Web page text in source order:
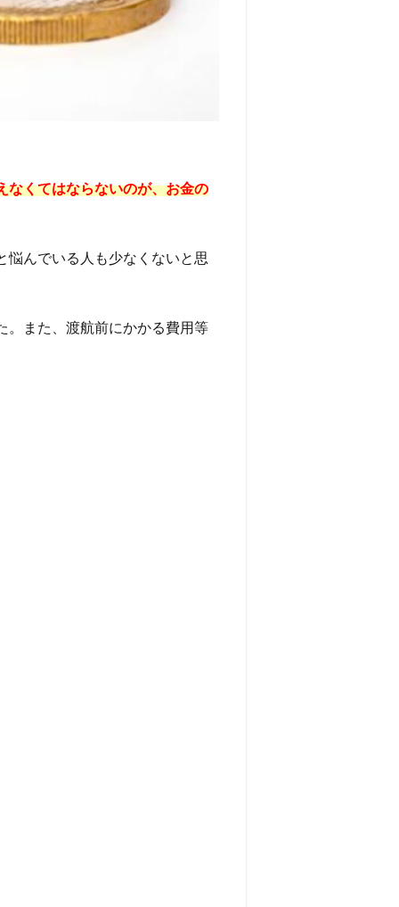
なくてはならないのが、お金の
悩んでいる人も少なくないと思
。また、渡航前にかかる費用等